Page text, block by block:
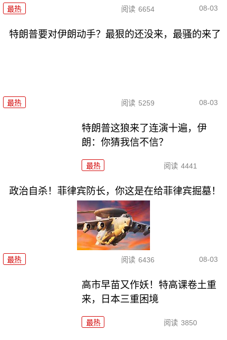
最热 阅读 6654 08-03
特朗普要对伊朗动手？最狠的还没来，最骚的来了
最热 阅读 5259 08-03
特朗普这狼来了连演十遍，伊
朗：你猜我信不信？
最热 阅读 4441
政治自杀！菲律宾防长，你这是在给菲律宾掘墓！
最热 阅读 6436 08-03
高市早苗又作妖！特高课卷土重
来，日本三重困境
最热 阅读 3850